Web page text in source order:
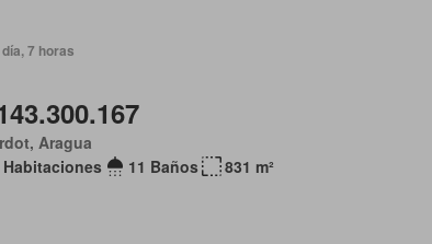
7 horas
Aragua
Habitaciones
11 Baños 831 m²